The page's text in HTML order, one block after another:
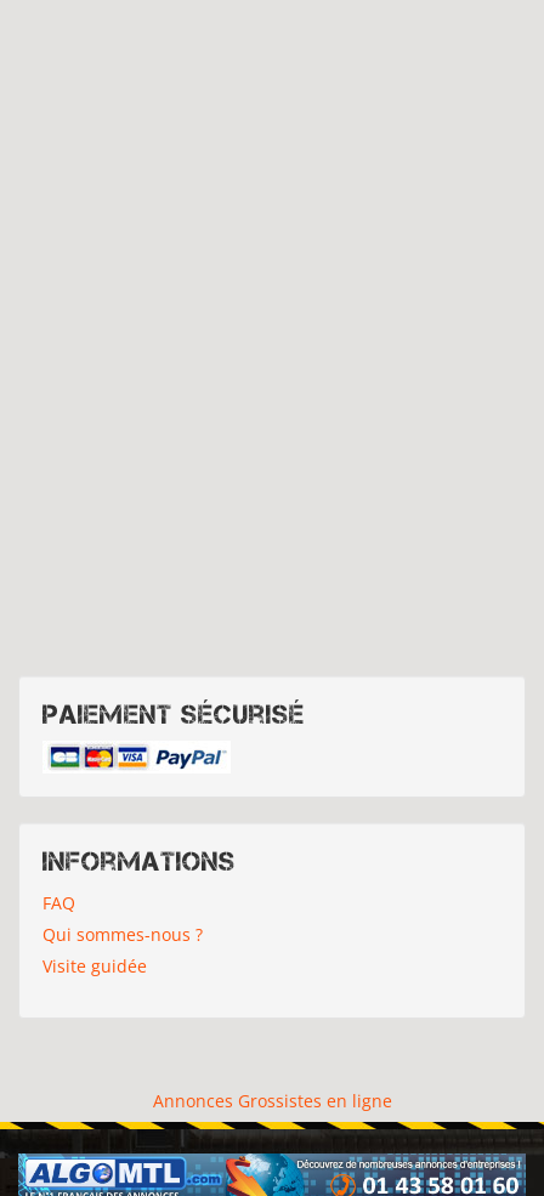
Paiement sécurisé
Informations
FAQ
Qui sommes-nous ?
Visite guidée
Annonces Grossistes en ligne